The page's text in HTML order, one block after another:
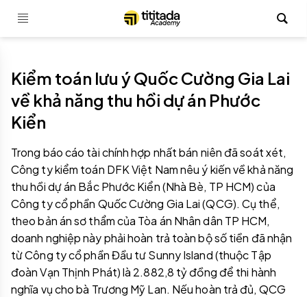
Kiểm toán lưu ý Quốc Cường Gia Lai
về khả năng thu hồi dự án Phước
Kiển
Trong báo cáo tài chính hợp nhất bán niên đã soát xét,
Công ty kiểm toán DFK Việt Nam nêu ý kiến về khả năng
thu hồi dự án Bắc Phước Kiển (Nhà Bè, TP HCM) của
Công ty cổ phần Quốc Cường Gia Lai (QCG). Cụ thể,
theo bản án sơ thẩm của Tòa án Nhân dân TP HCM,
doanh nghiệp này phải hoàn trả toàn bộ số tiền đã nhận
từ Công ty cổ phần Đầu tư Sunny Island (thuộc Tập
đoàn Vạn Thịnh Phát) là 2.882,8 tỷ đồng để thi hành
nghĩa vụ cho bà Trương Mỹ Lan. Nếu hoàn trả đủ, QCG